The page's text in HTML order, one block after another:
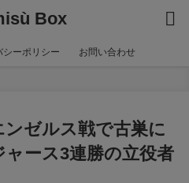
Box
シーポリシー お問い合わせ
ンゼルス戦で古巣に
ース3連勝の立役者